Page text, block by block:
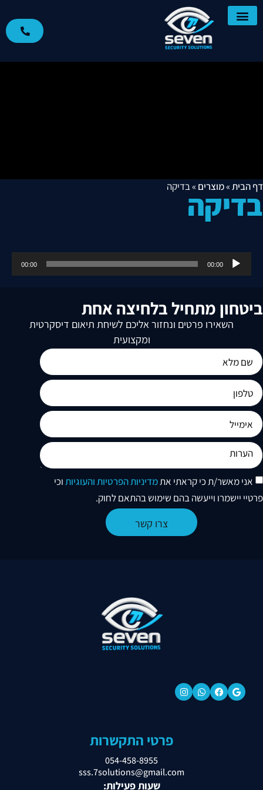
דף הבית»מוצרים »בדיקהבדיקה
אודיו
00:00
00:00
ביטחון מתחיל בלחיצה אחת
השאירו פרטים ונחזור אליכם לשיחת תיאום דיסקרטית
ומקצועית
אני מאשר/ת כי קראתי אתמדיניות הפרטיות והעוגיותוכי
פרטיי יישמרו וייעשה בהם שימוש בהתאם לחוק.
צרו קשר
פרטי התקשרות
054-458-8955
sss.7solutions@gmail.com
שעות פעילות: